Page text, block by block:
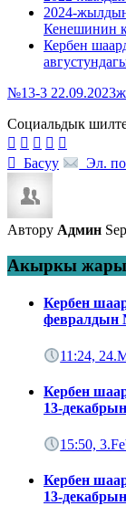
2024-
Кенешинин
Кербен
№13-3
Социальдык
    
 Басуу Эл.
Автору Админ
Акыркы
Кербен
февралдын
11:24,
Кербен
13-
15:50,
Кербен
13-